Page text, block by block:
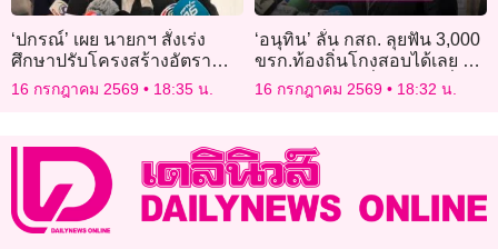
‘ปกรณ์’ เผย นายกฯ สั่งเร่ง
ศึกษาปรับโครงสร้างอัตรา
กำลัง นำ AI ยกระดับ
ประสิทธิภาพราชการ พร้อม
ตอบแทน และสวัสดิการก่อน
เสนอ ครม. พิจารณา
16 กรกฎาคม 2569 18:35 น.
‘อนุทิน’ ลั่น กสถ. ลุยฟัน 3,000
ขรก.ท้องถิ่นโกงสอบได้เลย ไม่
ต้องรอนายกฯ นั่งหัวโต๊ะ ลั่น
ทำผิดต้องรับผิดชอบ
16 กรกฎาคม 2569 18:32 น.